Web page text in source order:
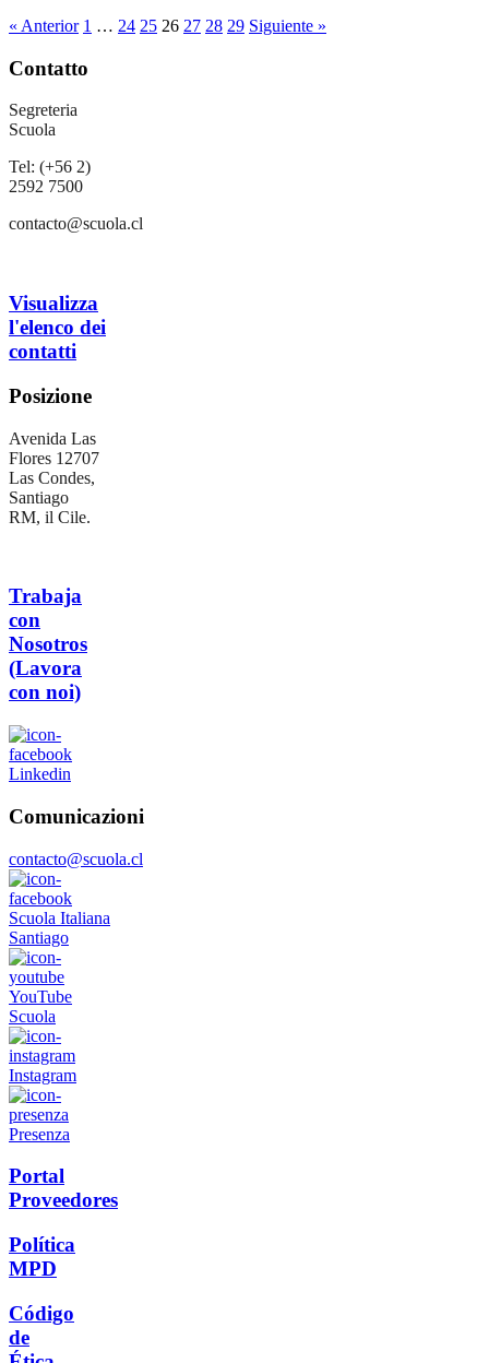
« Anterior 1 … 24 25 26 27 28 29 Siguiente »
Contatto
Segreteria
Scuola
Tel: (+56 2)
2592 7500
contacto@scuola.cl
Visualizza
l'elenco dei
contatti
Posizione
Avenida Las
Flores 12707
Las Condes,
Santiago
RM, il Cile.
Trabaja
con
Nosotros
(Lavora
con noi)
Linkedin
Comunicazioni
contacto@scuola.cl
Scuola Italiana
Santiago
YouTube
Scuola
Instagram
Presenza
Portal
Proveedores
Política
MPD
Código
de